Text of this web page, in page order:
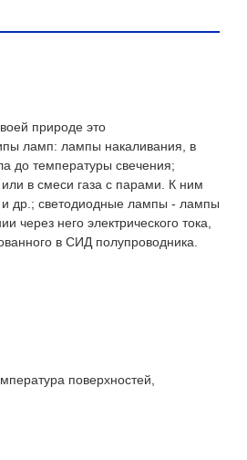
природе это
ламп: лампы накаливания, в
до температуры свечения;
в смеси газа с парами. К ним
др.; светодиодные лампы - лампы
через него электрического тока,
в СИД полупроводника.
поверхностей,